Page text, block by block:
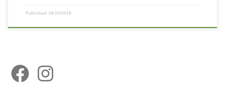
Published 18/10/2019